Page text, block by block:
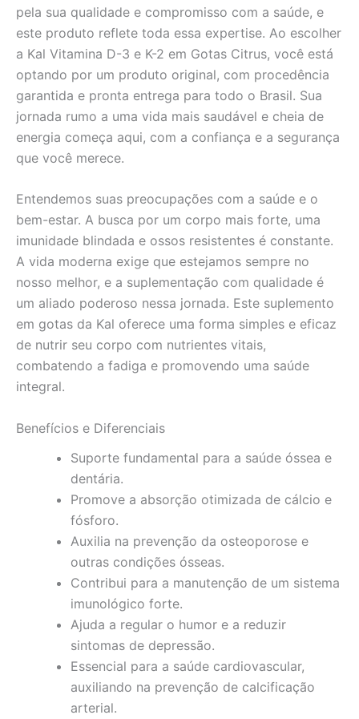
pela sua qualidade e compromisso com a saúde, e
este produto reflete toda essa expertise. Ao escolher
a Kal Vitamina D-3 e K-2 em Gotas Citrus, você está
optando por um produto original, com procedência
garantida e pronta entrega para todo o Brasil. Sua
jornada rumo a uma vida mais saudável e cheia de
energia começa aqui, com a confiança e a segurança
que você merece.
Entendemos suas preocupações com a saúde e o
bem-estar. A busca por um corpo mais forte, uma
imunidade blindada e ossos resistentes é constante.
A vida moderna exige que estejamos sempre no
nosso melhor, e a suplementação com qualidade é
um aliado poderoso nessa jornada. Este suplemento
em gotas da Kal oferece uma forma simples e eficaz
de nutrir seu corpo com nutrientes vitais,
combatendo a fadiga e promovendo uma saúde
integral.
Benefícios e Diferenciais
Suporte fundamental para a saúde óssea e
dentária.
Promove a absorção otimizada de cálcio e
fósforo.
Auxilia na prevenção da osteoporose e
outras condições ósseas.
Contribui para a manutenção de um sistema
imunológico forte.
Ajuda a regular o humor e a reduzir
sintomas de depressão.
Essencial para a saúde cardiovascular,
auxiliando na prevenção de calcificação
arterial.